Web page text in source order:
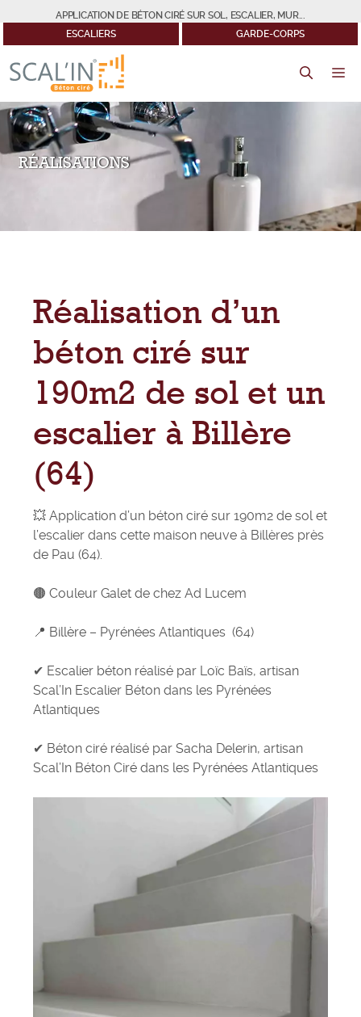
au
contenu
APPLICATION DE BÉTON CIRÉ SUR SOL, ESCALIER, MUR...
ESCALIERS
GARDE-CORPS
RÉALISATIONS
Réalisation d’un
béton ciré sur
190m2 de sol et un
escalier à Billère
(64)
💥 Application d’un béton ciré sur 190m2 de sol et
l’escalier dans cette maison neuve à Billères près
de Pau (64).
🟤 Couleur Galet de chezAd Lucem
📍 Billère – Pyrénées Atlantiques (64)
✔ Escalier béton réalisé par Loïc Baïs, artisan
Scal’In Escalier Béton dans les Pyrénées
Atlantiques
✔ Béton ciré réalisé parSacha Delerin, artisan
Scal’In Béton Ciré dans les Pyrénées Atlantiques